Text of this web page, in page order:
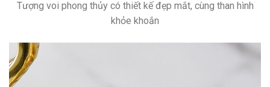
Tượng voi phong thủy có thiết kế đẹp mắt, cùng than hình
khỏe khoắn